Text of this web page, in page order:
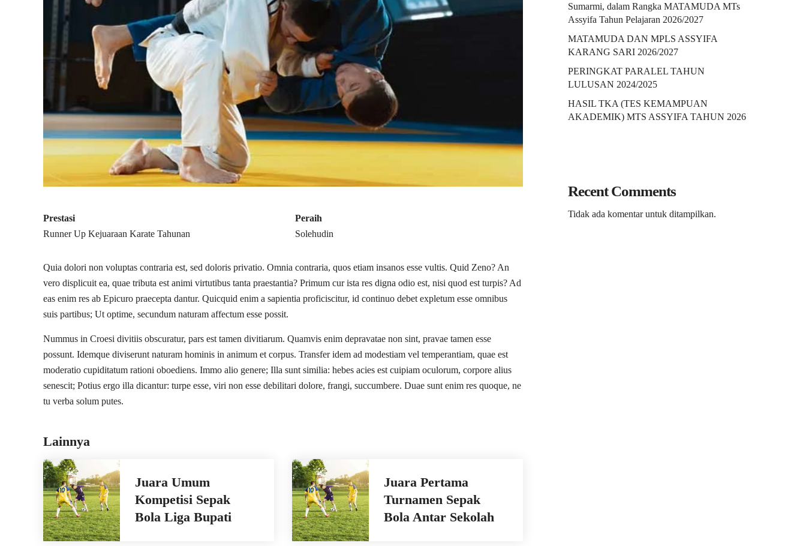
Prestasi
Runner Up Kejuaraan Karate Tahunan
Peraih
Solehudin
Quia dolori non voluptas contraria est, sed doloris privatio. Omnia contraria, quos etiam insanos esse vultis. Quid Zeno? An
vero displicuit ea, quae tributa est animi virtutibus tanta praestantia? Primum cur ista res digna odio est, nisi quod est turpis? Ad
eas enim res ab Epicuro praecepta dantur. Quicquid enim a sapientia proficiscitur, id continuo debet expletum esse omnibus
suis partibus; Ut optime, secundum naturam affectum esse possit.
Nummus in Croesi divitiis obscuratur, pars est tamen divitiarum. Quamvis enim depravatae non sint, pravae tamen esse
possunt. Idemque diviserunt naturam hominis in animum et corpus. Transfer idem ad modestiam vel temperantiam, quae est
moderatio cupiditatum rationi oboediens. Immo alio genere; Illa sunt similia: hebes acies est cuipiam oculorum, corpore alius
senescit; Potius ergo illa dicantur: turpe esse, viri non esse debilitari dolore, frangi, succumbere. Duae sunt enim res quoque, ne
tu verba solum putes.
Lainnya
Juara Umum
Kompetisi Sepak
Bola Liga Bupati
Juara Pertama
Turnamen Sepak
Bola Antar Sekolah
Sumarmi, dalam Rangka MATAMUDA MTs
Assyifa Tahun Pelajaran 2026/2027
MATAMUDA DAN MPLS ASSYIFA
KARANG SARI 2026/2027
PERINGKAT PARALEL TAHUN
LULUSAN 2024/2025
HASIL TKA (TES KEMAMPUAN
AKADEMIK) MTS ASSYIFA TAHUN 2026
Recent Comments
Tidak ada komentar untuk ditampilkan.